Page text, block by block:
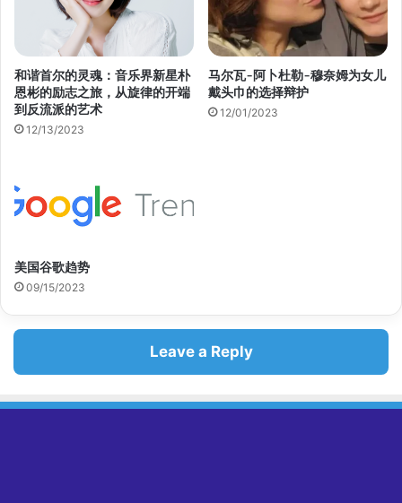
d
r
e
s
s
和谐首尔的灵魂：音乐界新星朴
恩彬的励志之旅，从旋律的开端
到反流派的艺术
12/13/2023
马尔瓦-阿卜杜勒-穆奈姆为女儿
戴头巾的选择辩护
12/01/2023
美国谷歌趋势
09/15/2023
Leave a Reply